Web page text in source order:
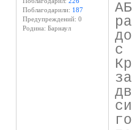
Поблагодарили: 187
Предупреждений: 0
Родина: Барнаул
с